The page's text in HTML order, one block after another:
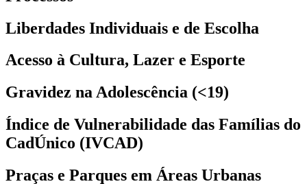
Liberdades Individuais e de Escolha
Acesso à Cultura, Lazer e Esporte
Gravidez na Adolescência (<19)
Índice de Vulnerabilidade das Famílias do
CadÚnico (IVCAD)
Praças e Parques em Áreas Urbanas